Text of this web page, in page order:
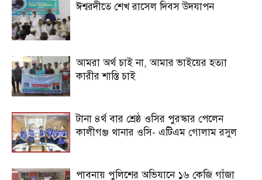
ঈশ্বরদীতে শেখ রাসেল দিবস উদযাপন
আমরা অর্থ চাই না, আমার ভাইয়ের হত্যা
কারীর শাস্তি চাই
টানা ৪র্থ বার শ্রেষ্ঠ ওসির পুরস্কার পেলেন
কালীগঞ্জ থানার ওসি- এটিএম গোলাম রসুল
পাবনায় পুলিশের অভিযানে ১৬ কেজি গাঁজা